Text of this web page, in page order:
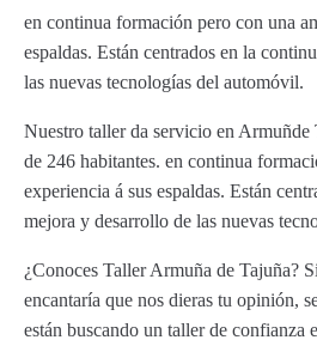
en continua formación pero con una
espaldas. Están centrados en la
las nuevas tecnologías del automóvil.
Nuestro taller da servicio en Armuñde
de 246 habitantes. en continua
experiencia á sus espaldas. Están
mejora y desarrollo de las nuevas
¿Conoces Taller Armuña de Tajuña?
encantaría que nos dieras tu opinión,
están buscando un taller de confianza